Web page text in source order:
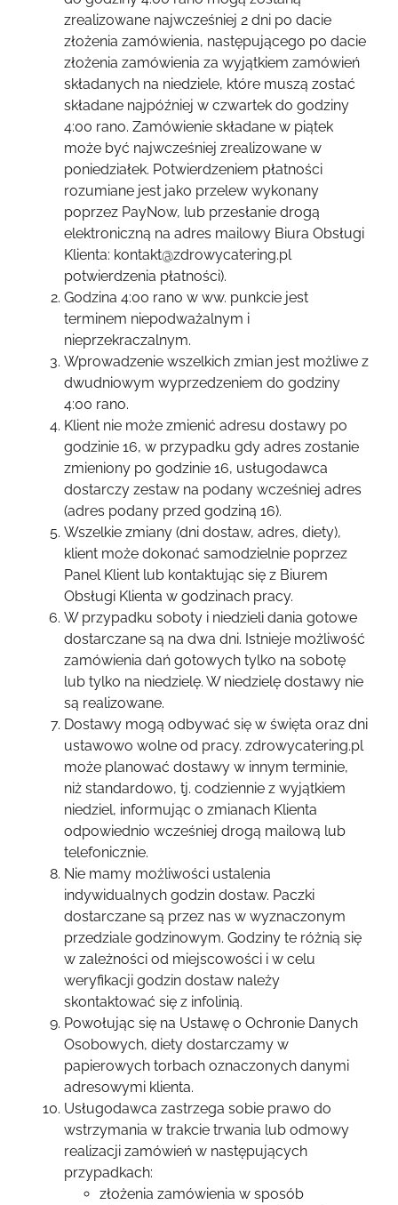
zrealizowane najwcześniej 2 dni po dacie
złożenia zamówienia, następującego po dacie
złożenia zamówienia za wyjątkiem zamówień
składanych na niedziele, które muszą zostać
składane najpóźniej w czwartek do godziny
4:00 rano. Zamówienie składane w piątek
może być najwcześniej zrealizowane w
poniedziałek. Potwierdzeniem płatności
rozumiane jest jako przelew wykonany
poprzez PayNow, lub przesłanie drogą
elektroniczną na adres mailowy Biura Obsługi
Klienta: kontakt@zdrowycatering.pl
potwierdzenia płatności).
Godzina 4:00 rano w ww. punkcie jest
terminem niepodważalnym i
nieprzekraczalnym.
Wprowadzenie wszelkich zmian jest możliwe z
dwudniowym wyprzedzeniem do godziny
4:00 rano.
Klient nie może zmienić adresu dostawy po
godzinie 16, w przypadku gdy adres zostanie
zmieniony po godzinie 16, usługodawca
dostarczy zestaw na podany wcześniej adres
(adres podany przed godziną 16).
Wszelkie zmiany (dni dostaw, adres, diety),
klient może dokonać samodzielnie poprzez
Panel Klient lub kontaktując się z Biurem
Obsługi Klienta w godzinach pracy.
W przypadku soboty i niedzieli dania gotowe
dostarczane są na dwa dni. Istnieje możliwość
zamówienia dań gotowych tylko na sobotę
lub tylko na niedzielę. W niedzielę dostawy nie
są realizowane.
Dostawy mogą odbywać się w święta oraz dni
ustawowo wolne od pracy. zdrowycatering.pl
może planować dostawy w innym terminie,
niż standardowo, tj. codziennie z wyjątkiem
niedziel, informując o zmianach Klienta
odpowiednio wcześniej drogą mailową lub
telefonicznie.
Nie mamy możliwości ustalenia
indywidualnych godzin dostaw. Paczki
dostarczane są przez nas w wyznaczonym
przedziale godzinowym. Godziny te różnią się
w zależności od miejscowości i w celu
weryfikacji godzin dostaw należy
skontaktować się z infolinią.
Powołując się na Ustawę o Ochronie Danych
Osobowych, diety dostarczamy w
papierowych torbach oznaczonych danymi
adresowymi klienta.
Usługodawca zastrzega sobie prawo do
wstrzymania w trakcie trwania lub odmowy
realizacji zamówień w następujących
przypadkach:
złożenia zamówienia w sposób